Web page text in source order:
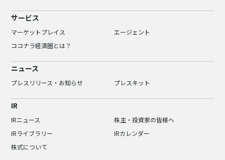
サービス
マーケットプレイス
エージェント
ココナラ経済圏とは？
ニュース
プレスリリース・お知らせ プレスキット
IR
IRニュース
株主・投資家の皆様へ
IRライブラリー
IRカレンダー
株式について